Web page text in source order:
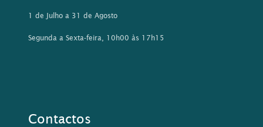
1 de Julho a 31 de Agosto
Segunda a Sexta-feira, 10h00 às 17h15
Contactos